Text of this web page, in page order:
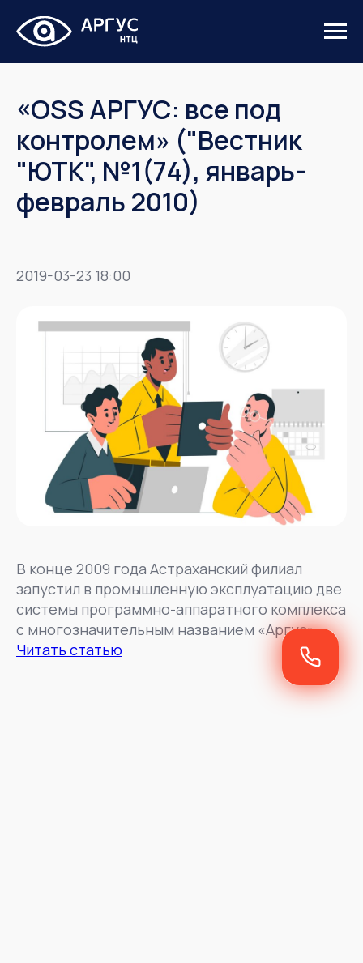
«OSS АРГУС: все под
контролем» ("Вестник
"ЮТК", №1(74), январь-
февраль 2010)
2019-03-23 18:00
В конце 2009 года Астраханский филиал
запустил в промышленную эксплуатацию две
системы программно-аппаратного комплекса
с многозначительным названием «Аргус»
Читать статью